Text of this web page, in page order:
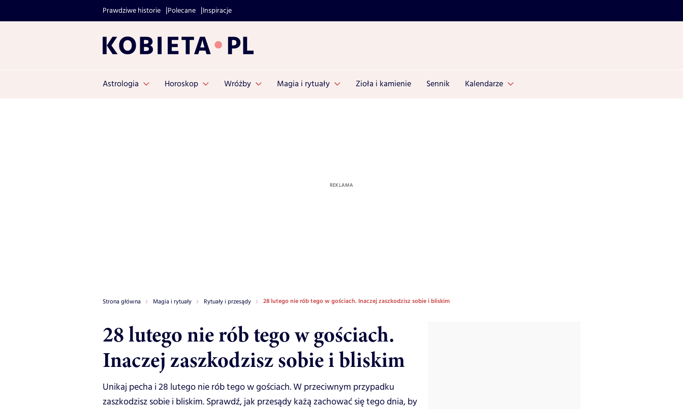
Prawdziwe historie Polecane Inspiracje
Astrologia Horoskop Wróżby Magia i rytuały Zioła i kamienie Sennik Kalendarze
Strona główna Magia i rytuały Rytuały i przesądy 28 lutego nie rób tego w gościach. Inaczej zaszkodzisz sobie i bliskim
28 lutego nie rób tego w gościach.
Inaczej zaszkodzisz sobie i bliskim
Unikaj pecha i 28 lutego nie rób tego w gościach. W przeciwnym przypadku
zaszkodzisz sobie i bliskim. Sprawdź, jak przesądy każą zachować się tego dnia, by